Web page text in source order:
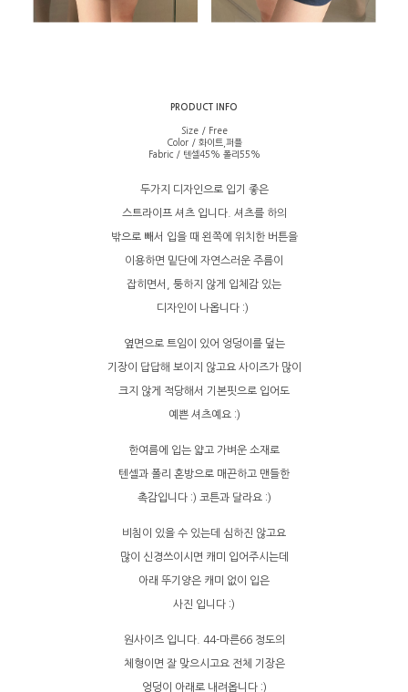
PRODUCT INFO
Size / Free
Color / 화이트,퍼플
Fabric / 텐셀45% 폴리55%
두가지 디자인으로 입기 좋은
스트라이프 셔츠 입니다. 셔츠를 하의
밖으로 빼서 입을 때 왼쪽에 위치한 버튼을
이용하면 밑단에 자연스러운 주름이
잡히면서, 퉁하지 않게 입체감 있는
디자인이 나옵니다 :)
옆면으로 트임이 있어 엉덩이를 덮는
기장이 답답해 보이지 않고요 사이즈가 많이
크지 않게 적당해서 기본핏으로 입어도
예쁜 셔츠예요 :)
한여름에 입는 얇고 가벼운 소재로
텐셀과 폴리 혼방으로 매끈하고 맨들한
촉감입니다 :) 코튼과 달라요 :)
비침이 있을 수 있는데 심하진 않고요
많이 신경쓰이시면 캐미 입어주시는데
아래 뚜기양은 캐미 없이 입은
사진 입니다 :)
원사이즈 입니다. 44-마른66 정도의
체형이면 잘 맞으시고요 전체 기장은
엉덩이 아래로 내려옵니다 :)